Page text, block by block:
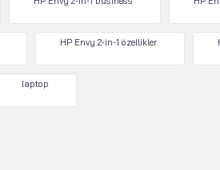
HP Envy 2-in-1 özellikler
laptop